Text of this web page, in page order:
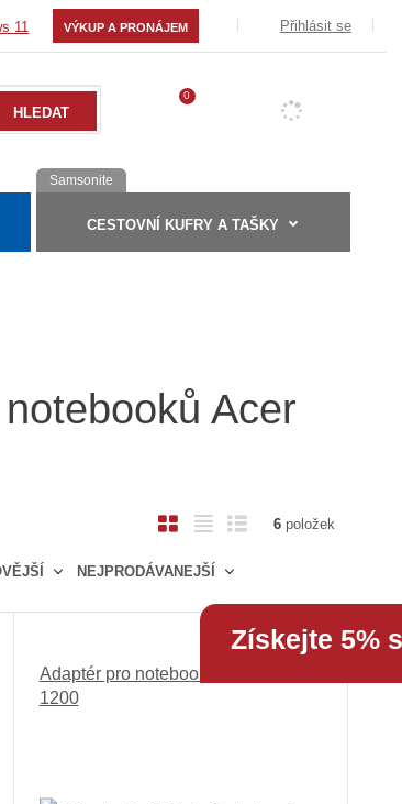
11 VÝKUP A PRONÁJEM Přihlásit se
0
Samsonite
CESTOVNÍ KUFRY A TAŠKY
Acer
NEJPRODÁVANEJŠÍ
r
o
T
b
u
o
k
o
ý
6položek
Adaptér pro notebook Acer Aspire
1200
Získejte 5%